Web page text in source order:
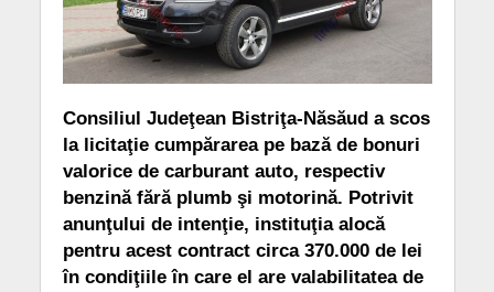
Consiliul Judeţean Bistriţa-Năsăud a scos
la licitaţie cumpărarea pe bază de bonuri
valorice de carburant auto, respectiv
benzină fără plumb şi motorină. Potrivit
anunţului de intenţie, instituţia alocă
pentru acest contract circa 370.000 de lei
în condiţiile în care el are valabilitatea de